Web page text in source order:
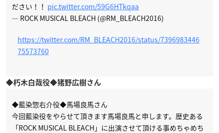
ださい！！ pic.twitter.com/59G6HTkqaa
— ROCK MUSICAL BLEACH (@RM_BLEACH2016)
https://twitter.com/RM_BLEACH2016/status/7396983446
75573760
◆朽木白哉役◆猪野広樹さん
◆藍染惣右介役◆馬場良馬さん
今回藍染役をやらせて頂きます馬場良馬と申します。歴史ある
「ROCK MUSICAL BLEACH」に出演させて頂ける事めちゃめち